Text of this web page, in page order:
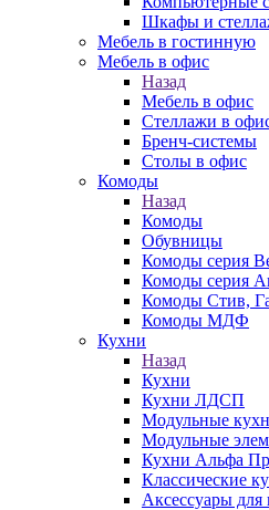
Шкафы и
Мебель в гостинную
Мебель в офис
Назад
Мебель в офис
Стеллажи в
Бренч-системы
Столы в офис
Комоды
Назад
Комоды
Обувницы
Комоды серия
Комоды серия
Комоды Стив,
Комоды МДФ
Кухни
Назад
Кухни
Кухни ЛДСП
Модульные
Модульные
Кухни Альфа
Классические
Аксессуары для